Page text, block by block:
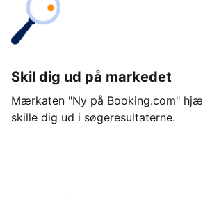
Skil dig ud på markedet
Mærkaten "Ny på Booking.com"
skille dig ud i søgeresultaterne.
Kom i gang i dag